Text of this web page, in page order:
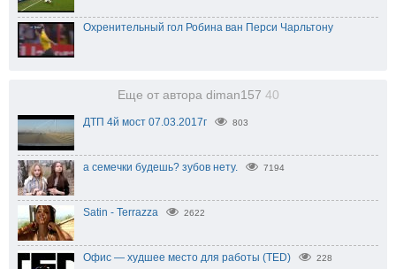
Охренительный гол Робина ван Перси Чарльтону
Еще от автора diman157 40
ДТП 4й мост 07.03.2017г 803
а семечки будешь? зубов нету. 7194
Satin - Terrazza 2622
Офис — худшее место для работы (TED) 228